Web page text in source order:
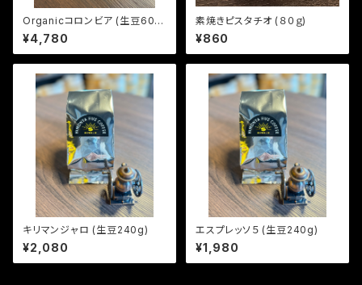
Organicコロンビア (生豆600
g)
¥4,780
素焼きピスタチオ (８０ｇ)
¥860
キリマンジャロ (生豆240g)
¥2,080
エスプレッソ５ (生豆240g)
¥1,980